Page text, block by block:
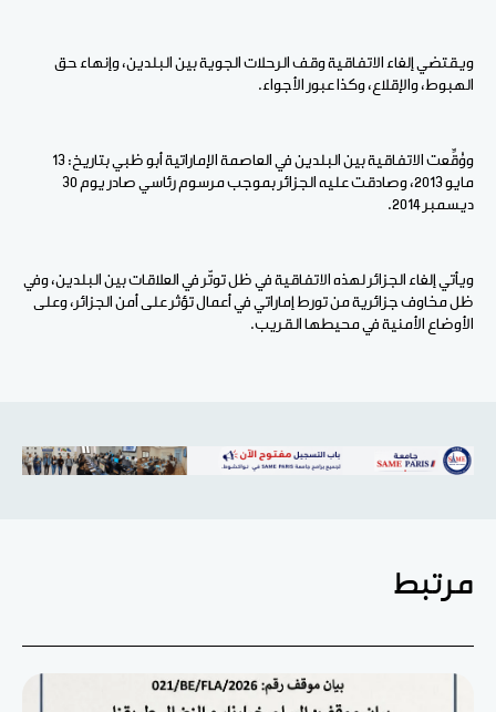
ويقتضي إلغاء الاتفاقية وقف الرحلات الجوية بين البلدين، وإنهاء حق
الهبوط، والإقلاع، وكذا عبور الأجواء.
ووُقِّعت الاتفاقية بين البلدين في العاصمة الإماراتية أبو ظبي بتاريخ: 13
مايو 2013، وصادقت عليه الجزائر بموجب مرسوم رئاسي صادر يوم 30
ديسمبر 2014.
ويأتي إلغاء الجزائر لهذه الاتفاقية في ظل توتّر في العلاقات بين البلدين، وفي
ظل مخاوف جزائرية من تورط إماراتي في أعمال تؤثر على أمن الجزائر، وعلى
الأوضاع الأمنية في محيطها القريب.
مرتبط